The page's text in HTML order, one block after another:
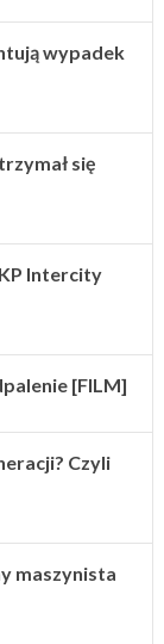
wypadek
się
Intercity
[FILM]
Czyli
maszynista